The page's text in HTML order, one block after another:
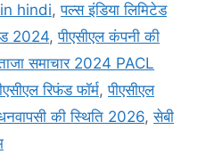
hindi,पल्स इंडिया लिमिटेड
2024,पीएसीएल कंपनी की
समाचार 2024 PACL
रिफंड फॉर्म,पीएसीएल
की स्थिति 2026,सेबी